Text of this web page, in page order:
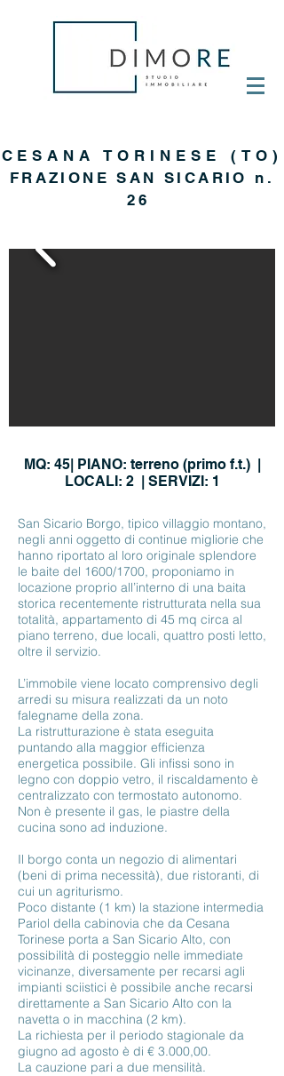
CESANA TORINESE (TO)
FRAZIONE SAN SICARIO n.
26
MQ: 45| PIANO: terreno (primo f.t.) |
LOCALI: 2 | SERVIZI: 1
San Sicario Borgo, tipico villaggio montano,
negli anni oggetto di continue migliorie che
hanno riportato al loro originale splendore
le baite del 1600/1700, proponiamo in
locazione proprio all’interno di una baita
storica recentemente ristrutturata nella sua
totalità, appartamento di 45 mq circa al
piano terreno, due locali, quattro posti letto,
oltre il servizio.
L’immobile viene locato comprensivo degli
arredi su misura realizzati da un noto
falegname della zona.
La ristrutturazione è stata eseguita
puntando alla maggior efficienza
energetica possibile. Gli infissi sono in
legno con doppio vetro, il riscaldamento è
centralizzato con termostato autonomo.
Non è presente il gas, le piastre della
cucina sono ad induzione.
Il borgo conta un negozio di alimentari
(beni di prima necessità), due ristoranti, di
cui un agriturismo.
Poco distante (1 km) la stazione intermedia
Pariol della cabinovia che da Cesana
Torinese porta a San Sicario Alto, con
possibilità di posteggio nelle immediate
vicinanze, diversamente per recarsi agli
impianti sciistici è possibile anche recarsi
direttamente a San Sicario Alto con la
navetta o in macchina (2 km).
La richiesta per il periodo stagionale da
giugno ad agosto è di € 3.000,00.
La cauzione pari a due mensilità.